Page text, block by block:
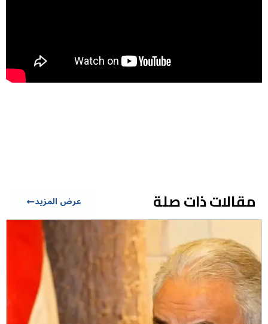
مقالات ذات صلة عرض المزيد